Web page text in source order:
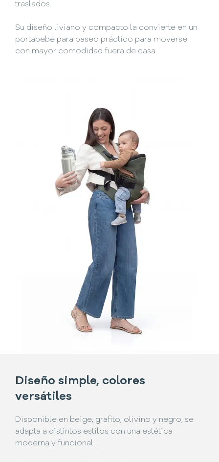
traslados.
Su diseño liviano y compacto la convierte en un
portabebé para paseo práctico para moverse
con mayor comodidad fuera de casa.
Diseño simple, colores
versátiles
Disponible en beige, grafito, olivino y negro, se
adapta a distintos estilos con una estética
moderna y funcional.